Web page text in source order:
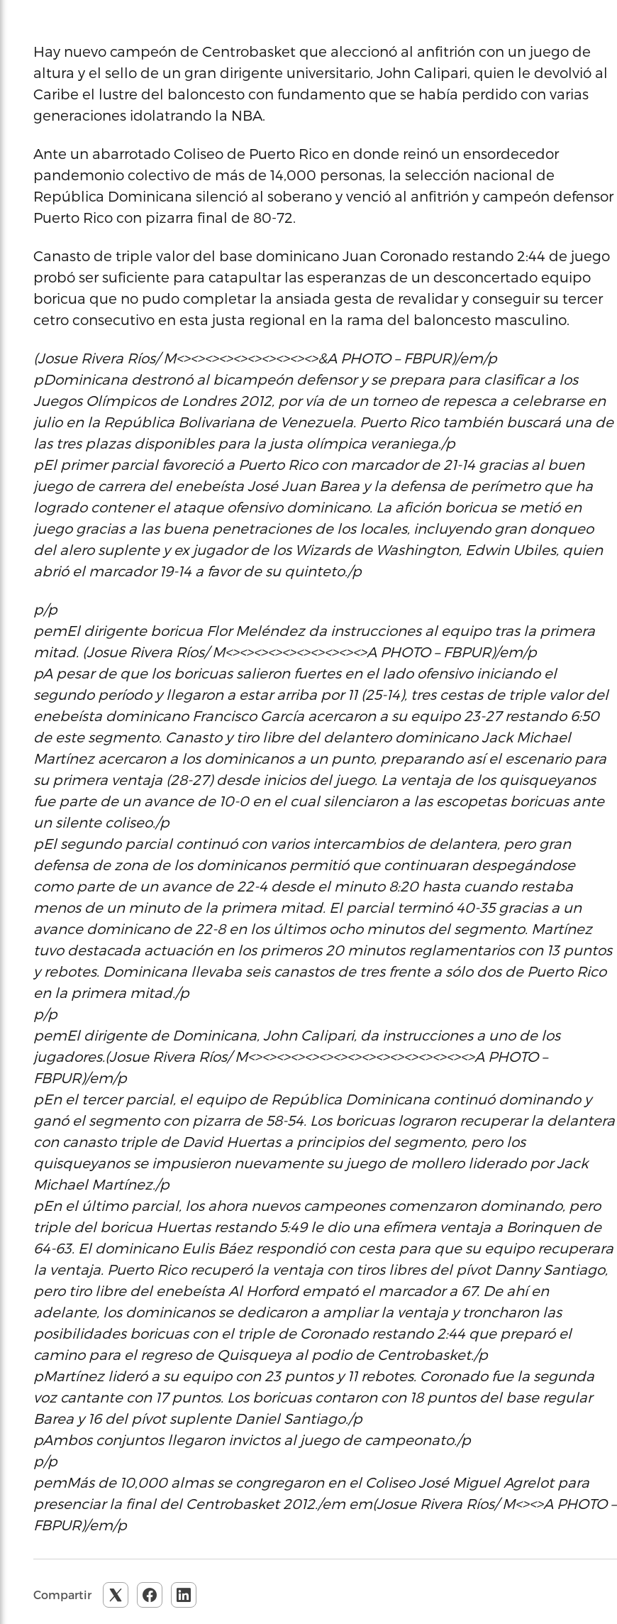
Hay nuevo campeón de Centrobasket que aleccionó al anfitrión con un juego de
altura y el sello de un gran dirigente universitario, John Calipari, quien le devolvió al
Caribe el lustre del baloncesto con fundamento que se había perdido con varias
generaciones idolatrando la NBA.
Ante un abarrotado Coliseo de Puerto Rico en donde reinó un ensordecedor
pandemonio colectivo de más de 14,000 personas, la selección nacional de
República Dominicana silenció al soberano y venció al anfitrión y campeón defensor
Puerto Rico con pizarra final de 80-72.
Canasto de triple valor del base dominicano Juan Coronado restando 2:44 de juego
probó ser suficiente para catapultar las esperanzas de un desconcertado equipo
boricua que no pudo completar la ansiada gesta de revalidar y conseguir su tercer
cetro consecutivo en esta justa regional en la rama del baloncesto masculino.
(Josue Rivera Ríos/ M<><><><><><><><><><>&A PHOTO – FBPUR)/em/p
pDominicana destronó al bicampeón defensor y se prepara para clasificar a los
Juegos Olímpicos de Londres 2012, por vía de un torneo de repesca a celebrarse en
julio en la República Bolivariana de Venezuela. Puerto Rico también buscará una de
las tres plazas disponibles para la justa olímpica veraniega./p
pEl primer parcial favoreció a Puerto Rico con marcador de 21-14 gracias al buen
juego de carrera del enebeísta José Juan Barea y la defensa de perímetro que ha
logrado contener el ataque ofensivo dominicano. La afición boricua se metió en
juego gracias a las buena penetraciones de los locales, incluyendo gran donqueo
del alero suplente y ex jugador de los Wizards de Washington, Edwin Ubiles, quien
abrió el marcador 19-14 a favor de su quinteto./p
p/p
pemEl dirigente boricua Flor Meléndez da instrucciones al equipo tras la primera
mitad. (Josue Rivera Ríos/ M<><><><><><><><><><>A PHOTO – FBPUR)/em/p
pA pesar de que los boricuas salieron fuertes en el lado ofensivo iniciando el
segundo período y llegaron a estar arriba por 11 (25-14), tres cestas de triple valor del
enebeísta dominicano Francisco García acercaron a su equipo 23-27 restando 6:50
de este segmento. Canasto y tiro libre del delantero dominicano Jack Michael
Martínez acercaron a los dominicanos a un punto, preparando así el escenario para
su primera ventaja (28-27) desde inicios del juego. La ventaja de los quisqueyanos
fue parte de un avance de 10-0 en el cual silenciaron a las escopetas boricuas ante
un silente coliseo./p
pEl segundo parcial continuó con varios intercambios de delantera, pero gran
defensa de zona de los dominicanos permitió que continuaran despegándose
como parte de un avance de 22-4 desde el minuto 8:20 hasta cuando restaba
menos de un minuto de la primera mitad. El parcial terminó 40-35 gracias a un
avance dominicano de 22-8 en los últimos ocho minutos del segmento. Martínez
tuvo destacada actuación en los primeros 20 minutos reglamentarios con 13 puntos
y rebotes. Dominicana llevaba seis canastos de tres frente a sólo dos de Puerto Rico
en la primera mitad./p
p/p
pemEl dirigente de Dominicana, John Calipari, da instrucciones a uno de los
jugadores.(Josue Rivera Ríos/ M<><><><><><><><><><><><><><><><>A PHOTO –
FBPUR)/em/p
pEn el tercer parcial, el equipo de República Dominicana continuó dominando y
ganó el segmento con pizarra de 58-54. Los boricuas lograron recuperar la delantera
con canasto triple de David Huertas a principios del segmento, pero los
quisqueyanos se impusieron nuevamente su juego de mollero liderado por Jack
Michael Martínez./p
pEn el último parcial, los ahora nuevos campeones comenzaron dominando, pero
triple del boricua Huertas restando 5:49 le dio una efímera ventaja a Borinquen de
64-63. El dominicano Eulis Báez respondió con cesta para que su equipo recuperara
la ventaja. Puerto Rico recuperó la ventaja con tiros libres del pívot Danny Santiago,
pero tiro libre del enebeísta Al Horford empató el marcador a 67. De ahí en
adelante, los dominicanos se dedicaron a ampliar la ventaja y troncharon las
posibilidades boricuas con el triple de Coronado restando 2:44 que preparó el
camino para el regreso de Quisqueya al podio de Centrobasket./p
pMartínez lideró a su equipo con 23 puntos y 11 rebotes. Coronado fue la segunda
voz cantante con 17 puntos. Los boricuas contaron con 18 puntos del base regular
Barea y 16 del pívot suplente Daniel Santiago./p
pAmbos conjuntos llegaron invictos al juego de campeonato./p
p/p
pemMás de 10,000 almas se congregaron en el Coliseo José Miguel Agrelot para
presenciar la final del Centrobasket 2012./em em(Josue Rivera Ríos/ M<><>A PHOTO –
FBPUR)/em/p
Compartir